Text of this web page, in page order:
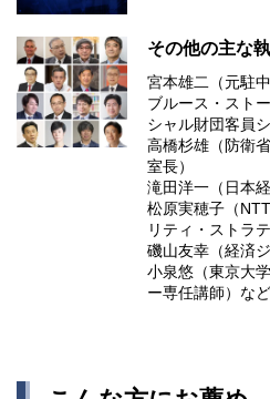
その他の主な
宮本雄二（元駐
ブルース・スト
シャル財団客員
高橋杉雄（防衛
室長）
滝田洋一（日本
松原実穂子（
リティ・ストラ
磯山友幸（経済
小泉悠（東京大
ー専任講師）など